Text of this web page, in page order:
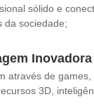
sólido e
da sociedade;
Inovadora
através de games,
3D,